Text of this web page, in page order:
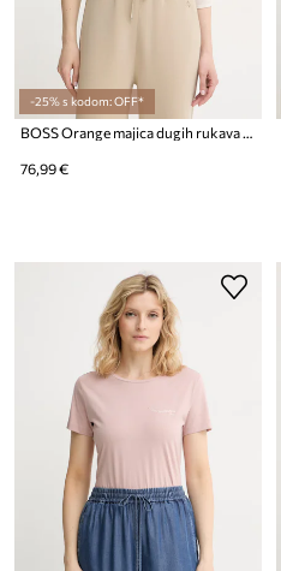
-25% s kodom: OFF*
BOSS Orange majica dugih rukava za žene s pamukom C_Edeline_1
76,99 €